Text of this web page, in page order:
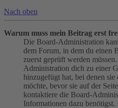
Nach oben
Warum muss mein Beitrag erst
Die Board-Administration
dem Forum, in dem du einen
zuerst geprüft werden
Administration dich zu einer
hinzugefügt hat, bei denen sie
möchte, bevor sie auf der
kontaktiere die Board-
Informationen dazu benötigst.